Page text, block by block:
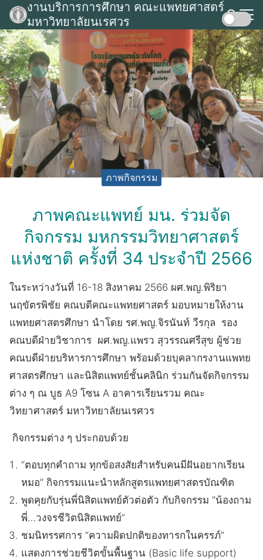
Skip
content
งานบริการการศึกษา คณะแพทยศาสตร์
มหาวิทยาลัยนเรศวร
Search
for:
ภาพกิจกรรม
ภาพคณะแพทย์ มน. ร่วมจัด
กิจกรรม มหกรรมวิทยาศาสตร์
แห่งชาติ ครั้งที่ 34 ประจำปี 2566
ในระหว่างวันที่ 16-18 สิงหาคม 2566 ผศ.พญ.พิริยา
นฤขัตรพิชัย คณบดีคณะแพทยศาสตร์ มอบหมายให้งาน
แพทยศาสตรศึกษา นำโดย รศ.พญ.จิรนันท์ วีรกุล รอง
คณบดีฝ่ายวิชาการ ผศ.พญ.แพรว สุวรรณศรีสุข ผู้ช่วย
คณบดีฝ่ายบริหารการศึกษา พร้อมด้วยบุคลากรงานแพทย
ศาสตรศึกษา และนิสิตแพทย์ชั้นคลินิก ร่วมกันจัดกิจกรรม
ต่าง ๆ ณ บูธ A9 โซน A อาคารเรียนรวม คณะ
วิทยาศาสตร์ มหาวิทยาลัยนเรศวร
กิจกรรมต่าง ๆ ประกอบด้วย
“ตอบทุกคำถาม ทุกข้อสงสัยสำหรับคนมีฝันอยากเรียน
หมอ” กิจกรรมแนะนำหลักสูตรแพทยศาสตรบัณฑิต
พูดคุยกับรุ่นพี่นิสิตแพทย์ตัวต่อตัว กับกิจกรรม “น้องถาม
พี่…วงจรชีวิตนิสิตแพทย์”
ชมนิทรรศการ “ความผิดปกติของทารกในครรภ์”
แสดงการช่วยชีวิตขั้นพื้นฐาน (Basic life support)